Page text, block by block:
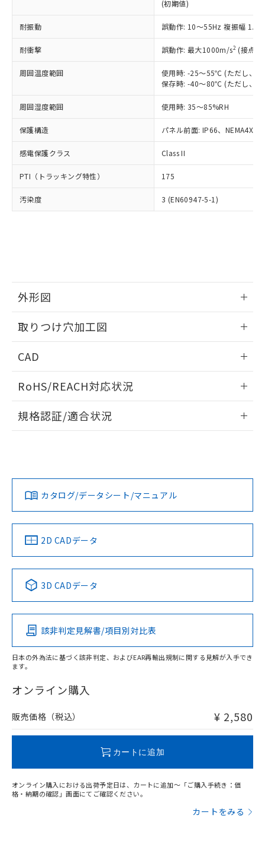
(初期値)
耐振動 誤動作: 10～55Hz 複振幅
耐衝撃 誤動作: 最大1000m/s2 (接点
周囲温度範囲
使用時: -25～55℃ (ただし、氷
保存時: -40～80℃ (ただし、氷
周囲湿度範囲 使用時: 35～85%RH
保護構造 パネル前面: IP66、NEMA4X,
感電保護クラス Class II
PTI（トラッキング特性） 175
汚染度 3 (EN60947-5-1)
外形図
取りつけ穴加工図
CAD
ドすることができます。
ログイン/会員登録
ダウンロードデータをご利用いただく前に、以下を必ずお読
みください。
ソフトウェアの使用条件
RoHS/REACH対応状況
EU RoHS 注意事項・凡例
対応済み
中国 RoHS 注意事項・凡例
Pb Hg Cd Cr(VI)
O
在庫等で未対応品が混在する可能性があります。
問い合わせください。
規格認証/適合状況
LR型式承認
（イギリス
船舶規格）
DNV型式承認
（ノルウェー
BV型式承認
（フランス
KR型式
（韓国
No No No No
この製品の規格認証/適合状況ページへ
その他の認証はこちらのページからご検索ください
カタログ/データシート/マニュアル
2D CADデータ
3D CADデータ
該非判定見解書/項目別対比表
日本の外為法に基づく該非判定、およびEAR再輸出規制に関する見解が入手でき
ます。
オンライン購入
販売価格（税込） ¥ 2,580
カートに追加
オンライン購入における出荷予定日は、カートに追加～「ご購入手続き：価
格・納期の確認」画面にてご確認ください。
カートをみる
正式な納期状況および標準価格はお客
様のお取引先、またはお客様担当のオ
ムロン制御機器販売店・当社販売員に
販売ネットワーク
」をご確認
在庫状況および標準価格結果を当社の
事前の承諾なく第三者に漏洩または開
示しないようお願いします。
マイパーツ機能（部品リスト作成サー
ビス）をご利用いただくには、I-Web
メンバーズにご登録されている必要が
あります。
お客様が当ウェブサイト上で当社にご
登録された部品リストについて、当社
(PBDE) 1000ppm以下、フタル酸ビス(2-エチルヘキシ
ル) (DEHP)(別名：DOP) 1000ppm以下、フタル酸ブチ
ルベンジル（BBP） 1000ppm以下、フタル酸ジブチル
（DBP） 1000ppm以下、フタル酸ジイソブチル
但し、RoHS指令で産業用監視および制御機器に対する
フタル酸エステル類の４物質については閾値を超える意
図的な使用がないことを確認しています。
※2 対応予定月
部品在庫の切り替え状況などにより、予定
月が前後することがあります。
※3 非含有証明書ダウンロード
※本証明書は発行日時点で非含有を証明す
るもので、過去に遡って非含有を証明する
ものではありません。
また、RoHS指令のフタル酸エステル類４
物質の対応では、対応完了までの期間は出
既に当社にて対応品への在庫切替を完了
していることから、特段のことがない限
り、2022年1月12日より割愛しておりま
す。
ニル類) : 1000ppm、 PBDEs(ポリ臭化ジフェニルエーテ
DBP(フタル酸ジブチル) : 1000ppm、 DIBP(フタル酸ジ
イソブチル) : 1000ppm、 BBP(フタル酸ブチルベンジ
DEHP(フタル酸ビス(2-エチルヘキシル)) : 1000ppm
「ｅ」：有害物質（10物質）のすべてが基
「10」：通常の使用状況下において有害物
質が外部に漏えいし、環境に深刻な影響を
及ぼさない年数を意味します。
「－」：未確認です。当社販売部門へお問
当社は規制貨物を破棄する場合は、完
全に破砕するなど、違法に輸出されな
いよう必要な手段を講じます。
当社は貴社製品を、核兵器、ミサイ
ル、化学兵器、生物兵器またはその他
武器並びにこれらの製造装置等に一切
場合は、上記1、2および3の内容を当
該第三者に通知します。また当社は、
販売先および販売に係わる関係者が違
法に輸出するおそれがある場合は、取
り引きをいたしません。
一定数以上の在庫あり
一定数には満たないが在庫あり
在庫なし(最新の在庫状況につ
いては、お客様のお取引先、ま
たはお客様担当のオムロン制御
機器販売店・当社販売員にご確
白
受注生産機種、また在庫状況の
情報を公開していない機種